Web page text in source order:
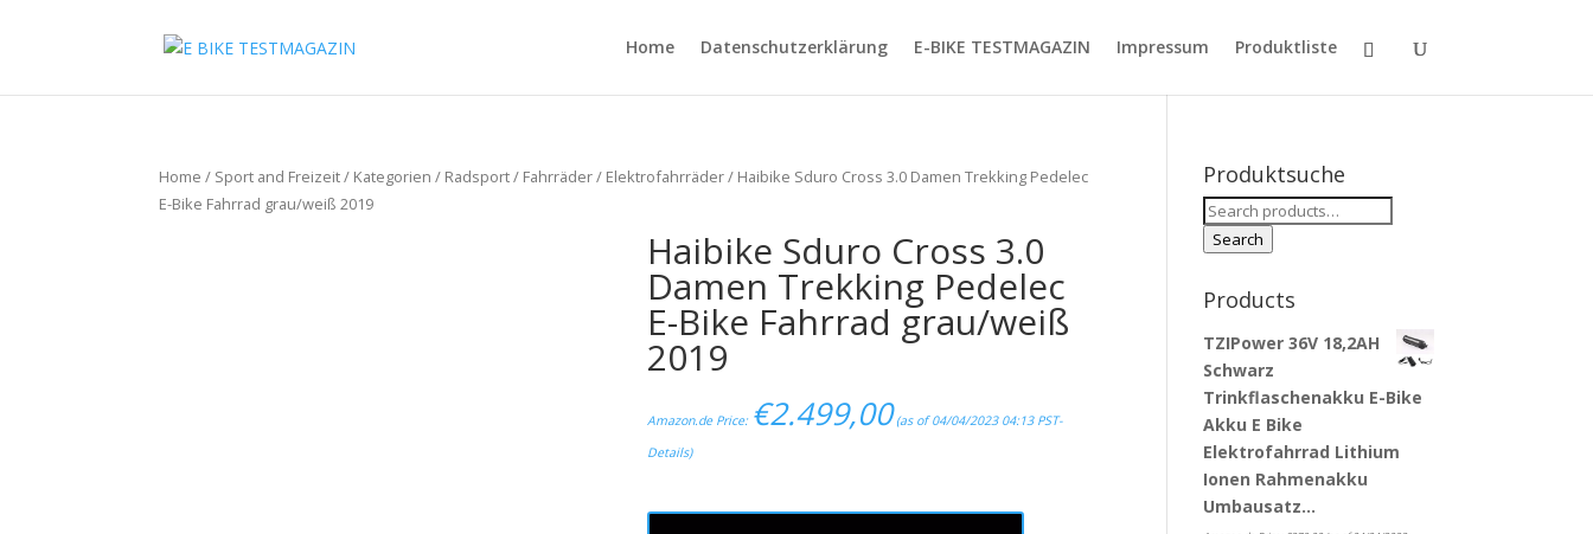
Home Datenschutzerklärung E-BIKE TESTMAGAZIN Impressum Produktliste
Home / Sport and Freizeit/ Kategorien / Radsport/ Fahrräder/ Elektrofahrräder/ Haibike Sduro Cross 3.0 Damen Trekking Pedelec
E-Bike Fahrrad grau/weiß 2019
Haibike Sduro Cross 3.0
Damen Trekking Pedelec
E-Bike Fahrrad grau/weiß
2019
Amazon.de Price: €2.499,00(as of 04/04/2023 04:13 PST-
Details)
Produktsuche
Search
for:
Search
Products
TZIPower 36V 18,2AH
Schwarz
Trinkflaschenakku E-Bike
Akku E Bike
Elektrofahrrad Lithium
Ionen Rahmenakku
Umbausatz…